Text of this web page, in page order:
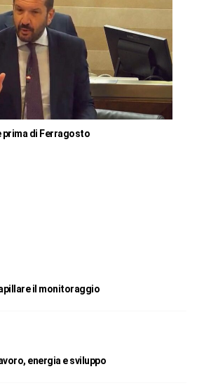
di Ferragosto
il monitoraggio
energia e sviluppo